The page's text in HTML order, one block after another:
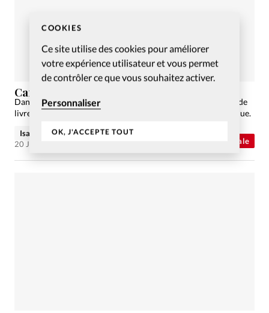
COOKIES
Ce site utilise des cookies pour améliorer
votre expérience utilisateur et vous permet
de contrôler ce que vous souhaitez activer.
Personnaliser
OK, J'ACCEPTE TOUT
Actualité internationale
Caravanes bibliques sur le marché
Dans la ville de Lannion, deux caravanes proposent un stand de
livres chrétiens. Un témoignage important sur la place publique.
Isabelle Leseigneur
20 Juil 2016